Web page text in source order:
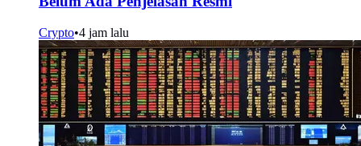
Crypto•4 jam lalu